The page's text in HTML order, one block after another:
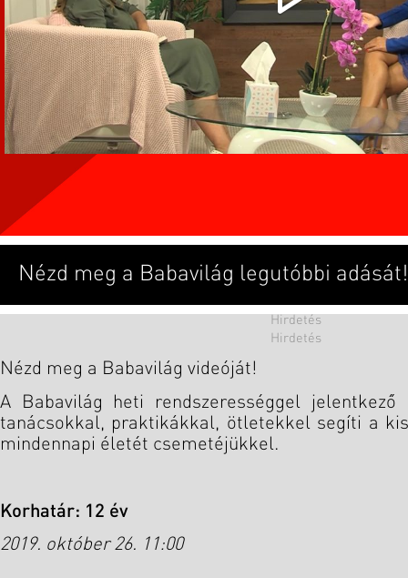
Nézd meg a Babavilág legutóbbi adását!
Nézd meg a Babavilág videóját!
A Babavilág heti rendszerességgel jelentkező
tanácsokkal, praktikákkal, ötletekkel segíti a
mindennapi életét csemetéjükkel.
Korhatár: 12 év
2019. október 26. 11:00